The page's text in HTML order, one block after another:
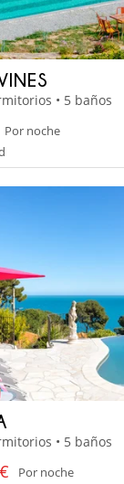
• 5 baños
Por noche
• 5 baños
Por noche